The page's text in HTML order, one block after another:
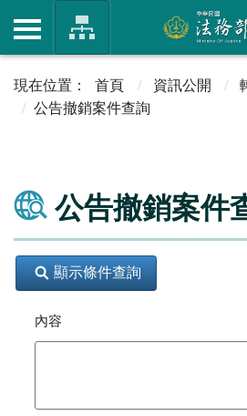
首頁 資訊公開
公告撤銷案件查詢
公告撤銷案件
顯示條件查詢
內容